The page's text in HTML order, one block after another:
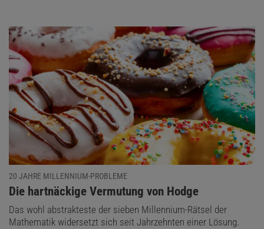
20 JAHRE MILLENNIUM-PROBLEME
:Die hartnäckige Vermutung von Hodge
Das wohl abstrakteste der sieben Millennium-Rätsel der
Mathematik widersetzt sich seit Jahrzehnten einer Lösung.